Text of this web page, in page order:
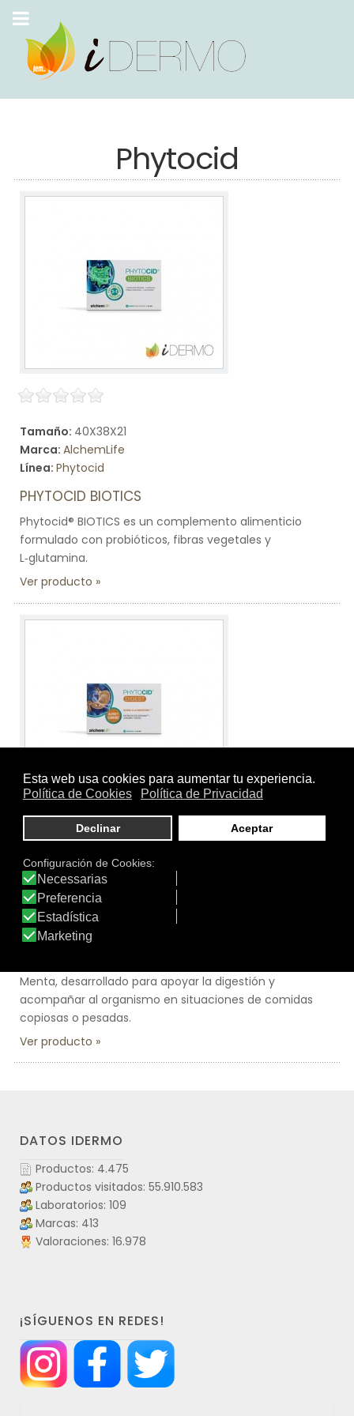
Phytocid
Tamaño: 40X38X21
Marca: AlchemLife
Línea: Phytocid
PHYTOCID BIOTICS
Phytocid® BIOTICS es un complemento alimenticio
formulado con probióticos, fibras vegetales y
L‑glutamina.
Ver producto
Tamaño:
40X38X21
Marca:AlchemLife
Línea:Phytocid
PHYTOCID DIGEST
Phytocid® DIGEST es un complemento alimenticio
Menta, desarrollado para apoyar la digestión y
acompañar al organismo en situaciones de comidas
copiosas o pesadas.
Ver producto
DATOS IDERMO
Productos: 4.475
Productos visitados: 55.910.583
Laboratorios: 109
Marcas: 413
Valoraciones: 16.978
¡SÍGUENOS EN REDES!